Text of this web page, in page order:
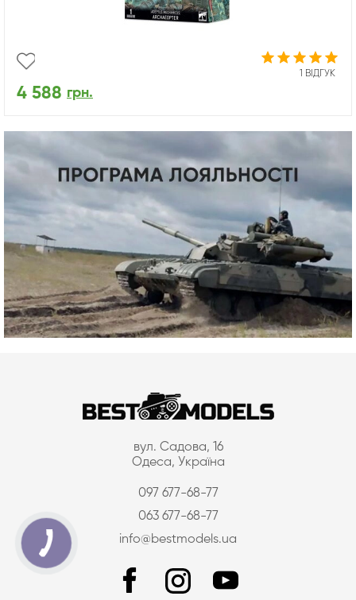
1 ВІДГУК
4 588 грн.
вул. Садова, 16
Одеса, Україна
097 677-68-77
063 677-68-77
info@bestmodels.ua